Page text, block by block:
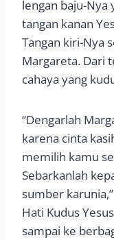
lengan baju-Nya
tangan kanan
Tangan kiri-Nya
Margareta. Dari
cahaya yang
“Dengarlah
karena cinta
memilih kamu
Sebarkanlah
sumber
Hati Kudus
sampai ke